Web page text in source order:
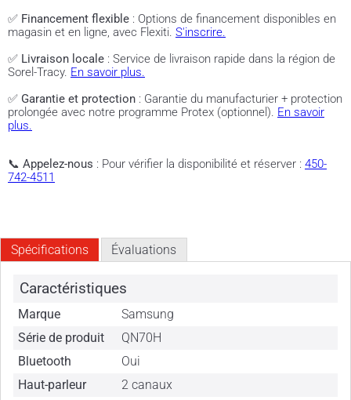
✅ Financement flexible : Options de financement disponibles en
magasin et en ligne, avec Flexiti. S'inscrire.
✅ Livraison locale : Service de livraison rapide dans la région de
Sorel-Tracy. En savoir plus.
✅ Garantie et protection : Garantie du manufacturier + protection
prolongée avec notre programme Protex (optionnel). En savoir
plus.
📞 Appelez-nous : Pour vérifier la disponibilité et réserver : 450-
742-4511
Spécifications Évaluations
Caractéristiques
Marque
Samsung
Série de produit
QN70H
Bluetooth
Oui
Haut-parleur
2 canaux